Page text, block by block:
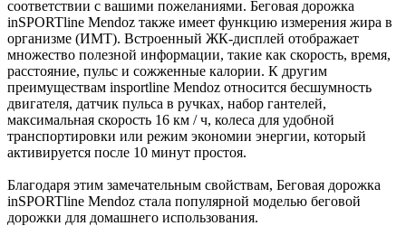
соответствии с вашими пожеланиями. Беговая дорожка
inSPORTline Mendoz также имеет функцию измерения жира в
организме (ИМТ). Встроенный ЖК-дисплей отображает
множество полезной информации, такие как скорость, время,
расстояние, пульс и сожженные калории. К другим
преимуществам insportline Mendoz относится бесшумность
двигателя, датчик пульса в ручках, набор гантелей,
максимальная скорость 16 км / ч, колеса для удобной
транспортировки или режим экономии энергии, который
активируется после 10 минут простоя.
Благодаря этим замечательным свойствам, Беговая дорожка
inSPORTline Mendoz стала популярной моделью беговой
дорожки для домашнего использования.